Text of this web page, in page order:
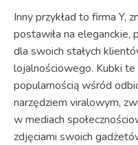
Inny przykład to firma Y,
postawiła na eleganckie,
dla swoich stałych
lojalnościowego. Kubki te
popularnością wśród
narzędziem viralowym,
w mediach
zdjęciami swoich